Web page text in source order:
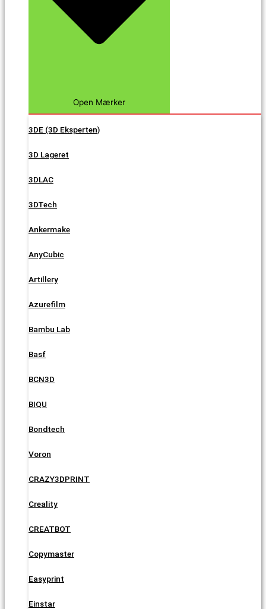
Open Mærker
3DE (3D Eksperten)
3D Lageret
3DLAC
3DTech
Ankermake
AnyCubic
Artillery
Azurefilm
Bambu Lab
Basf
BCN3D
BIQU
Bondtech
Voron
CRAZY3DPRINT
Creality
CREATBOT
Copymaster
Easyprint
Einstar